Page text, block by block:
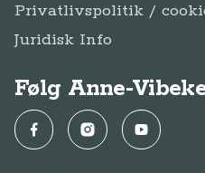
Privatlivspolitik /
Juridisk Info
Følg Anne-
FacebookInstagramYouTube